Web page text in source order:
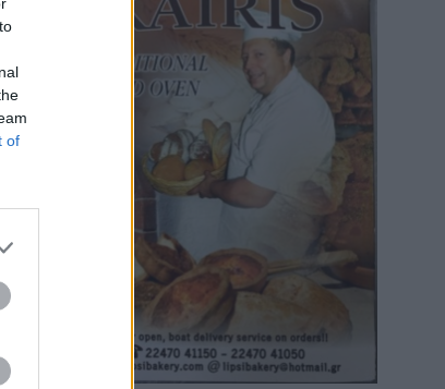
of